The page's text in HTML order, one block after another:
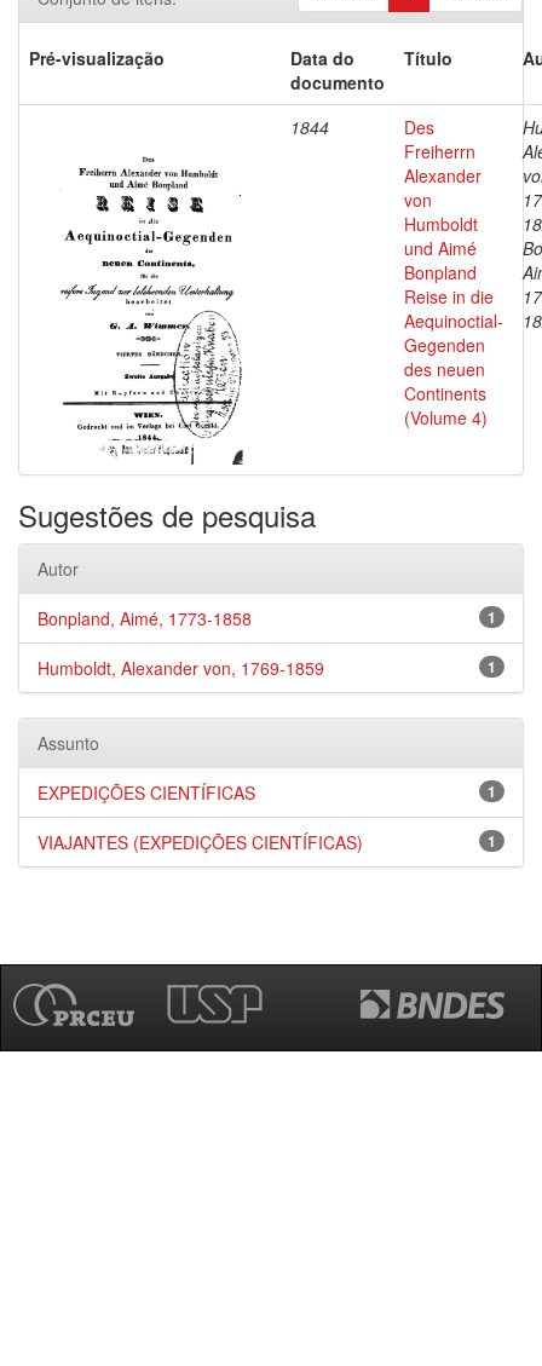
Pré-visualização
Data do
documento
Título
1844
Des
Freiherrn
Alexander
von
Humboldt
und Aimé
Bonpland
Reise in die
Aequinoctial-
Gegenden
des neuen
Continents
(Volume 4)
Sugestões de pesquisa
Autor
1
Bonpland, Aimé, 1773-1858
1
Humboldt, Alexander von, 1769-1859
Assunto
1
EXPEDIÇÕES CIENTÍFICAS
1
VIAJANTES (EXPEDIÇÕES CIENTÍFICAS)